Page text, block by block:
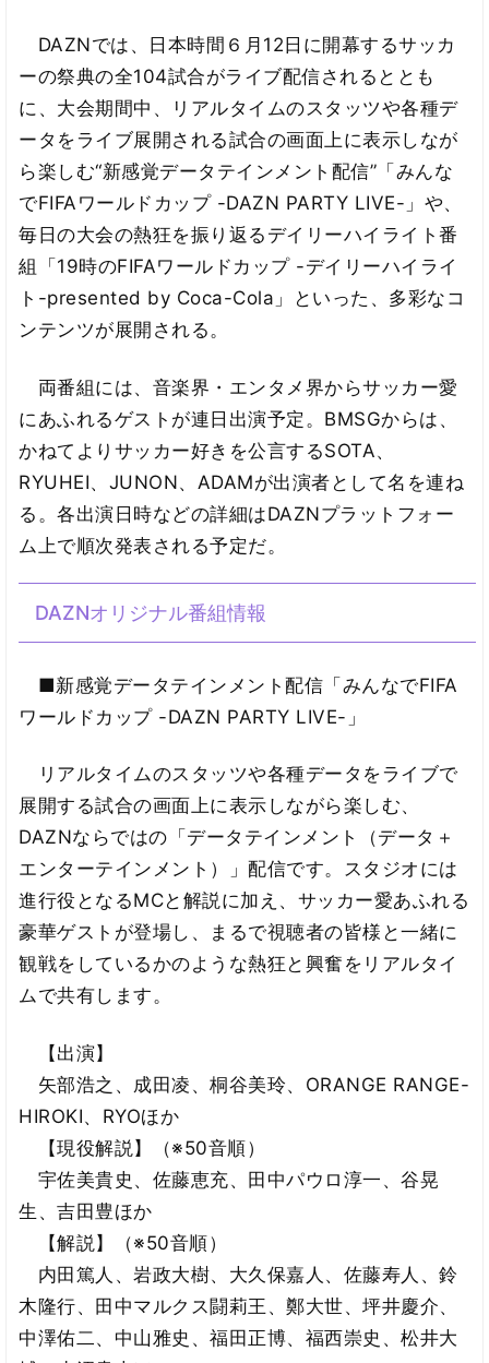
DAZNでは、日本時間６月12日に開幕するサッカ
ーの祭典の全104試合がライブ配信されるととも
に、大会期間中、リアルタイムのスタッツや各種デ
ータをライブ展開される試合の画面上に表示しなが
ら楽しむ“新感覚データテインメント配信”「みんな
でFIFAワールドカップ -DAZN PARTY LIVE-」や、
毎日の大会の熱狂を振り返るデイリーハイライト番
組「19時のFIFAワールドカップ -デイリーハイライ
ト-presented by Coca-Cola」といった、多彩なコ
ンテンツが展開される。
両番組には、音楽界・エンタメ界からサッカー愛
にあふれるゲストが連日出演予定。BMSGからは、
かねてよりサッカー好きを公言するSOTA、
RYUHEI、JUNON、ADAMが出演者として名を連ね
る。各出演日時などの詳細はDAZNプラットフォー
ム上で順次発表される予定だ。
DAZNオリジナル番組情報
■新感覚データテインメント配信「みんなでFIFA
ワールドカップ -DAZN PARTY LIVE-」
リアルタイムのスタッツや各種データをライブで
展開する試合の画面上に表示しながら楽しむ、
DAZNならではの「データテインメント（データ＋
エンターテインメント）」配信です。スタジオには
進行役となるMCと解説に加え、サッカー愛あふれる
豪華ゲストが登場し、まるで視聴者の皆様と一緒に
観戦をしているかのような熱狂と興奮をリアルタイ
ムで共有します。
【出演】
矢部浩之、成田凌、桐谷美玲、ORANGE RANGE-
HIROKI、RYOほか
【現役解説】（※50音順）
宇佐美貴史、佐藤恵充、田中パウロ淳一、谷晃
生、吉田豊ほか
【解説】（※50音順）
内田篤人、岩政大樹、大久保嘉人、佐藤寿人、鈴
木隆行、田中マルクス闘莉王、鄭大世、坪井慶介、
中澤佑二、中山雅史、福田正博、福西崇史、松井大